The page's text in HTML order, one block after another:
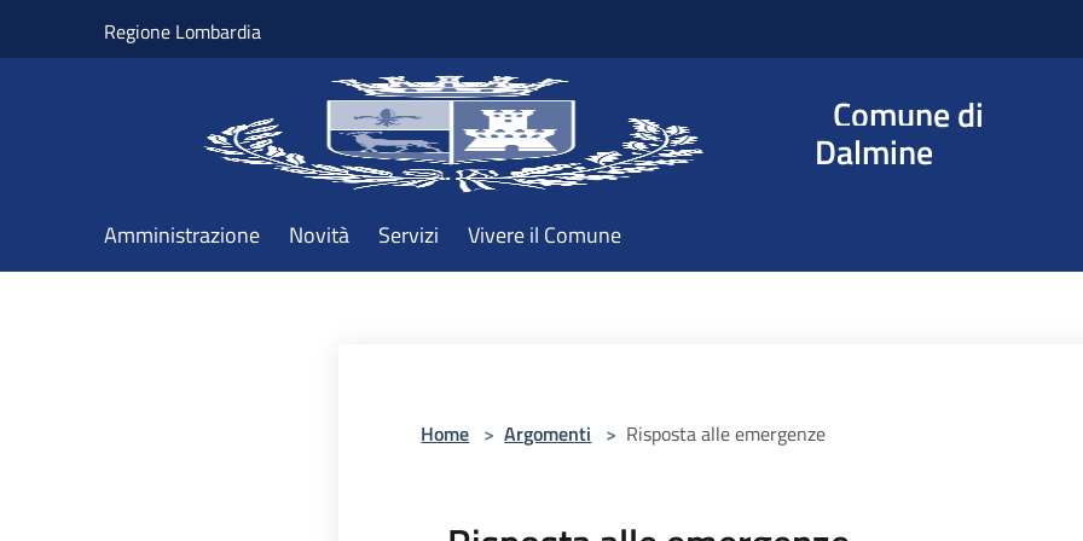
Regione Lombardia
Comune di
Dalmine
Amministrazione Novità Servizi Vivere il Comune
Home > Argomenti > Risposta alle emergenze